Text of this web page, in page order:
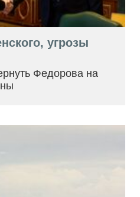
угрозы
Федорова на